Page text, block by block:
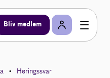
Bliv medlem
• Høringssvar